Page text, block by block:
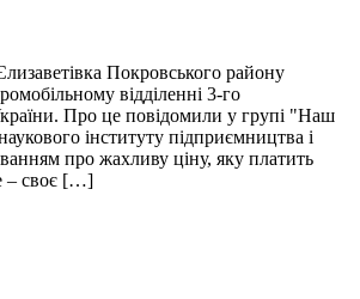
Покровського району
відділенні 3-го
Про це повідомили у групі "Наш
інституту підприємництва і
про жахливу ціну, яку платить
– своє […]